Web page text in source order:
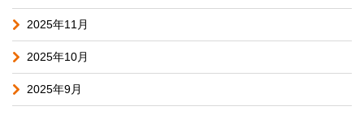
2025年11月
2025年10月
2025年9月